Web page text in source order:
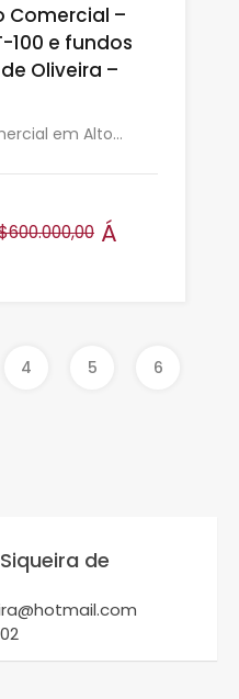
Comercial –
100 e fundos
Oliveira –
em Alto…
Á
4 5 6
de